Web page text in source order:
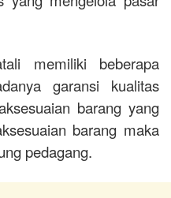
memiliki beberapa
garansi kualitas
barang yang
barang maka
pedagang.